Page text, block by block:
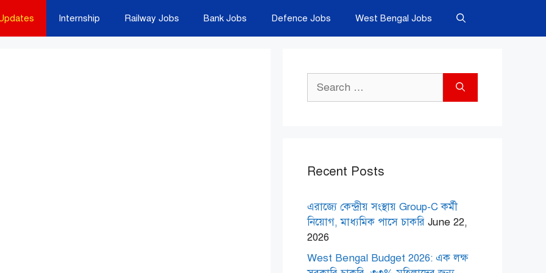
Internship Railway Jobs Bank Jobs Defence Jobs West Bengal Jobs
Recent Posts
এরাজ্যে কেন্দ্রীয় সংস্থায় Group-C কর্মী
নিয়োগ, মাধ্যমিক পাসে চাকরি June 22,
2026
West Bengal Budget 2026: এক লক্ষ